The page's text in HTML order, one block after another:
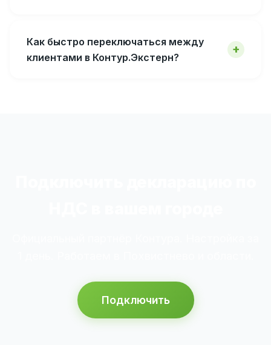
Как быстро переключаться между
клиентами в Контур.Экстерн?
Подключить